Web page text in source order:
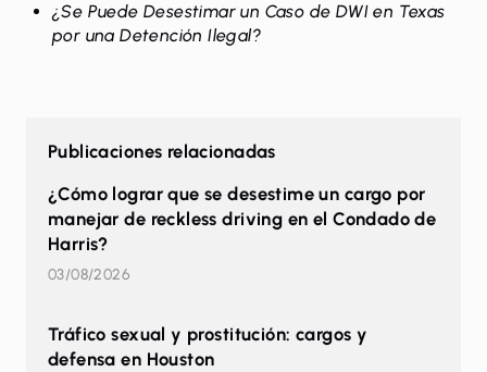
¿Se Puede Desestimar un Caso de DWI en Texas
por una Detención Ilegal?
Publicaciones relacionadas
¿Cómo lograr que se desestime un cargo por
manejar de reckless driving en el Condado de
Harris?
03/08/2026
Tráfico sexual y prostitución: cargos y
defensa en Houston